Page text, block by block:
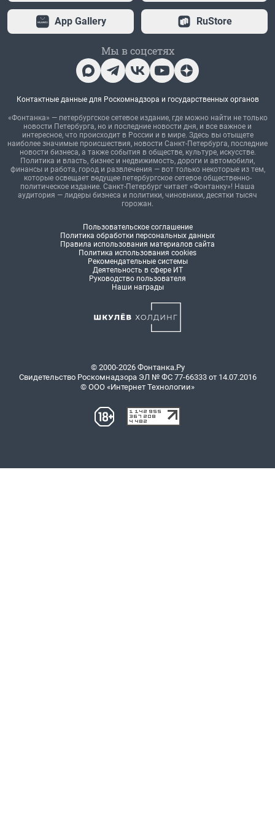
App Gallery RuStore
Мы в соцсетях
Контактные данные для Роскомнадзора и государственных органов
«Фонтанка» — петербургское сетевое издание, где можно найти не только
новости Петербурга, но и последние новости дня, и все важное и
интересное, что происходит в России и в мире. Здесь вы отыщете
наиболее значимые происшествия, новости Санкт-Петербурга, последние
новости бизнеса, а также события в обществе, культуре, искусстве.
Политика и власть, бизнес и недвижимость, дороги и автомобили,
финансы и работа, город и развлечения — вот только некоторые из тем,
которые освещает ведущее петербургское сетевое общественно-
политическое издание. Санкт-Петербург читает «Фонтанку»! Наша
аудитория — лидеры бизнеса и политики, чиновники, десятки тысяч
горожан.
Пользовательское соглашение
Политика обработки персональных данных
Правила использования материалов сайта
Политика использования cookies
Рекомендательные системы
Деятельность в сфере ИТ
Руководство пользователя
Наши награды
© 2000-2026 Фонтанка.Ру
Свидетельство Роскомнадзора ЭЛ № ФС 77-66333 от 14.07.2016
© ООО «Интернет Технологии»